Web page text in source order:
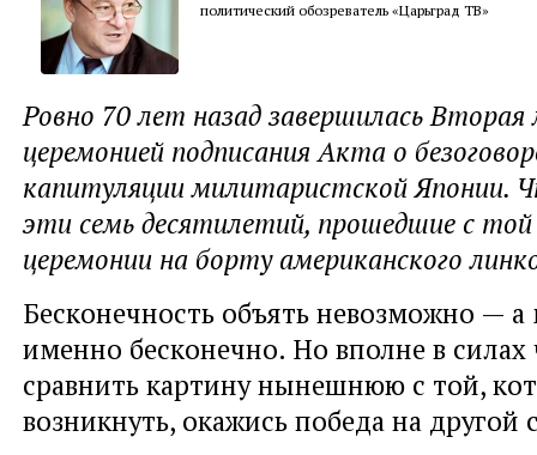
политический обозреватель «Царьград ТВ»
Ровно 70 лет назад завершилась
церемонией подписания Акта о
капитуляции милитаристской Японии.
эти семь десятилетий, прошедшие с
церемонии на борту американского
Бесконечность объять невозможно —
именно бесконечно. Но вполне в силах
сравнить картину нынешнюю с той,
возникнуть, окажись победа на другой